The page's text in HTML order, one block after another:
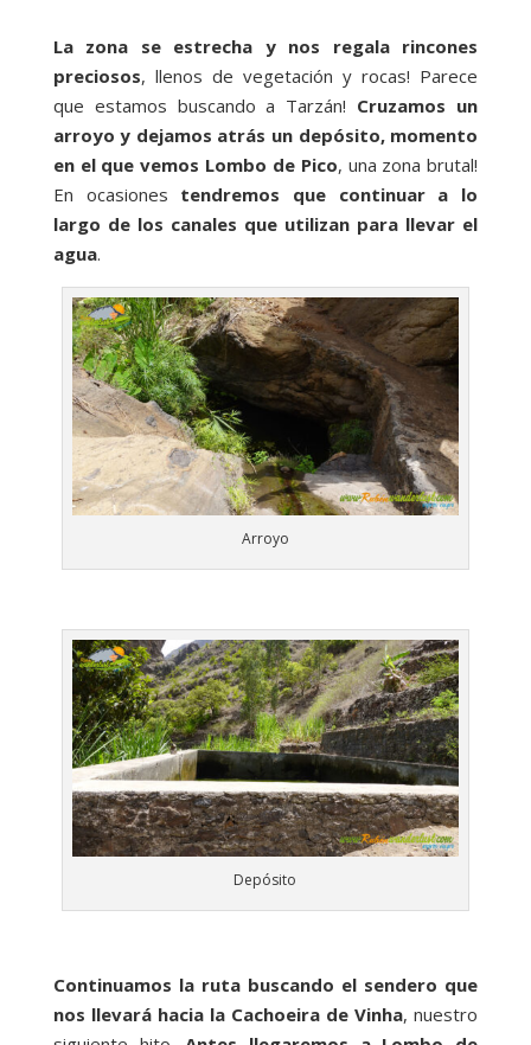
La zona se estrecha y nos regala rincones
preciosos, llenos de vegetación y rocas! Parece
que estamos buscando a Tarzán! Cruzamos un
arroyo y dejamos atrás un depósito, momento
en el que vemos Lombo de Pico, una zona brutal!
En ocasiones tendremos que continuar a lo
largo de los canales que utilizan para llevar el
agua.
Arroyo
Depósito
Continuamos la ruta buscando el sendero que
nos llevará hacia la Cachoeira de Vinha, nuestro